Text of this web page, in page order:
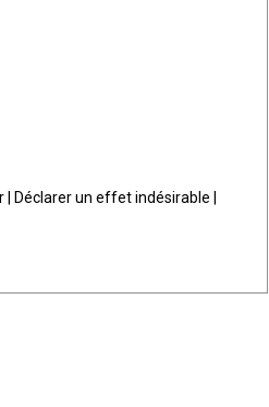
Déclarer un effet indésirable